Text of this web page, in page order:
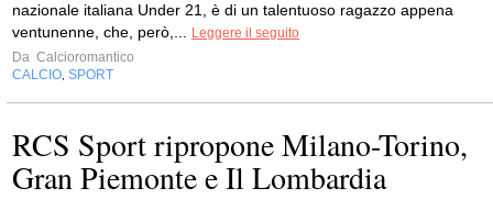
nazionale italiana Under 21, è di un talentuoso ragazzo appena
ventunenne, che, però,...
Leggere il seguito
Da Calcioromantico
CALCIO SPORT
RCS Sport ripropone Milano-Torino,
Gran Piemonte e Il Lombardia